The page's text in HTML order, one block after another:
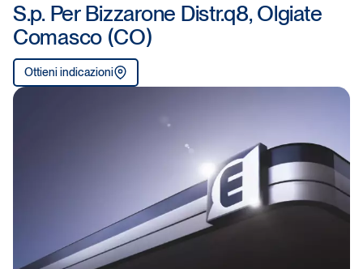
S.p. Per Bizzarone Distr.q8, Olgiate
Comasco (CO)
Ottieni indicazioni